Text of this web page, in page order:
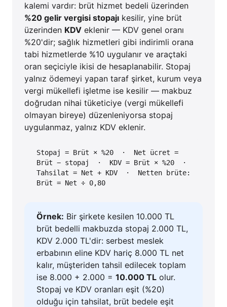
kalemi vardır: brüt hizmet bedeli üzerinden
%20 gelir vergisi stopajı kesilir, yine brüt
üzerinden KDV eklenir — KDV genel oranı
%20'dir; sağlık hizmetleri gibi indirimli orana
tabi hizmetlerde %10 uygulanır ve araçtaki
oran seçiciyle ikisi de hesaplanabilir. Stopaj
yalnız ödemeyi yapan taraf şirket, kurum veya
vergi mükellefi işletme ise kesilir — makbuz
doğrudan nihai tüketiciye (vergi mükellefi
olmayan bireye) düzenleniyorsa stopaj
uygulanmaz, yalnız KDV eklenir.
Stopaj = Brüt × %20 · Net ücret =
Brüt − stopaj · KDV = Brüt × %20 ·
Tahsilat = Net + KDV · Netten brüte:
Brüt = Net ÷ 0,80
Örnek: Bir şirkete kesilen 10.000 TL
brüt bedelli makbuzda stopaj 2.000 TL,
KDV 2.000 TL'dir: serbest meslek
erbabının eline KDV hariç 8.000 TL net
kalır, müşteriden tahsil edilecek toplam
ise 8.000 + 2.000 = 10.000 TL olur.
Stopaj ve KDV oranları eşit (%20)
olduğu için tahsilat, brüt bedele eşit